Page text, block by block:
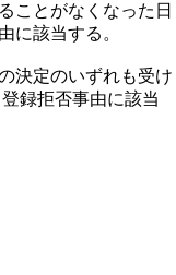
ことがなくなった日
に該当する。
決定のいずれも受け
録拒否事由に該当